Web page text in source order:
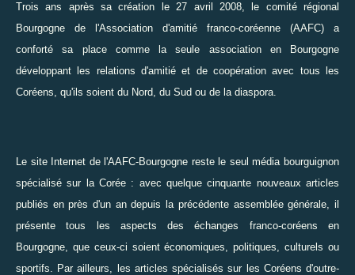
Trois ans après sa création le 27 avril 2008, le comité régional
Bourgogne de l'Association d'amitié franco-coréenne (AAFC) a
conforté sa place comme la seule association en Bourgogne
développant les relations d'amitié et de coopération avec tous les
Coréens, qu'ils soient du Nord, du Sud ou de la diaspora.
Le site Internet de l'AAFC-Bourgogne reste le seul média bourguignon
spécialisé sur la Corée : avec quelque cinquante nouveaux articles
publiés en près d'un an depuis la précédente assemblée générale, il
présente tous les aspects des échanges franco-coréens en
Bourgogne, que ceux-ci soient économiques, politiques, culturels ou
sportifs. Par ailleurs, les articles spécialisés sur les Coréens d'outre-